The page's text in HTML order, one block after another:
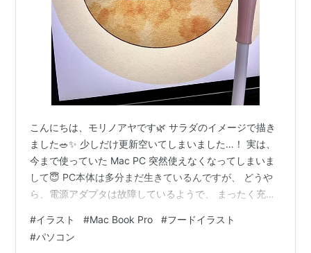
こんにちは、モリノアヤです🌿 サラダのイメージで描き
ました🥗✨ 少しだけ更新空いてしまいました…！ 実は、
今まで使っていた Mac PC 突然使えなくなってしまいま
して😇 PC本体は多分まだ生きているんですが、 どうや
ら、電源アダプタは故障しているようで、 まったく充電
本当に何も作業できませんでした。 詰んだ _(┐「ε:)_ 使
ってきたPCは役８年間くらいだったので、 そろそろ買い
#イラスト #Mac Book Pro #フードイラスト
#パソコン